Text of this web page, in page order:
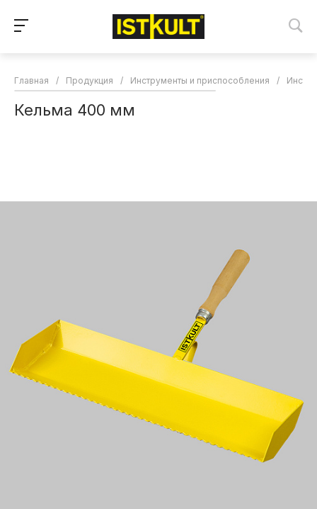
Главная / Продукция / Инструменты и приспособления /
Кельма 400 мм